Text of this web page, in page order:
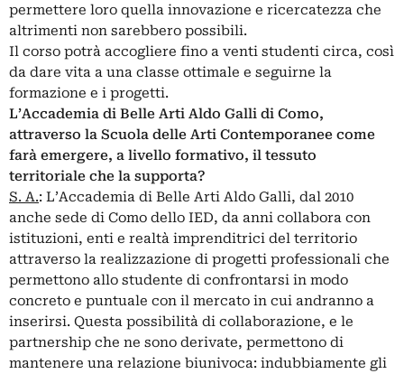
permettere loro quella innovazione e ricercatezza che
altrimenti non sarebbero possibili.
Il corso potrà accogliere fino a venti studenti circa, così
da dare vita a una classe ottimale e seguirne la
formazione e i progetti.
L’Accademia di Belle Arti Aldo Galli di Como,
attraverso la Scuola delle Arti Contemporanee come
farà emergere, a livello formativo, il tessuto
territoriale che la supporta?
S. A.: L’Accademia di Belle Arti Aldo Galli, dal 2010
anche sede di Como dello IED, da anni collabora con
istituzioni, enti e realtà imprenditrici del territorio
attraverso la realizzazione di progetti professionali che
permettono allo studente di confrontarsi in modo
concreto e puntuale con il mercato in cui andranno a
inserirsi. Questa possibilità di collaborazione, e le
partnership che ne sono derivate, permettono di
mantenere una relazione biunivoca: indubbiamente gli